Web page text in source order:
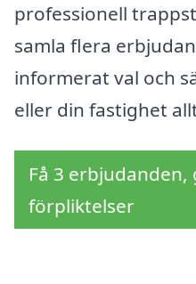
professionell
samla flera
informerat val och
eller din fastighet
Få 3
förpliktelser